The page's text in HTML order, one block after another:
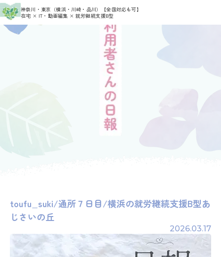
神奈川・東京（横浜・川崎・品川）
【全国対応も可】
在宅 × IT・動画編集 × 就労継続支援B型
HOME > 利用者さんの日報 > toufu_suki
toufu_suki/通所７日目/横浜の就労継続支援B型あ
じさいの丘
2026.03.17